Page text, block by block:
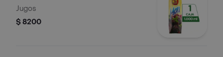
Jugos
$ 8200